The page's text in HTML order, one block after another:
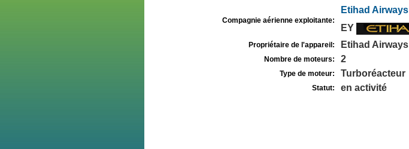
Compagnie aérienne exploitante:
Etihad Airways
EY
Propriétaire de l'appareil: Etihad Airways
Nombre de moteurs: 2
Type de moteur: Turboréacteur
Statut: en activité